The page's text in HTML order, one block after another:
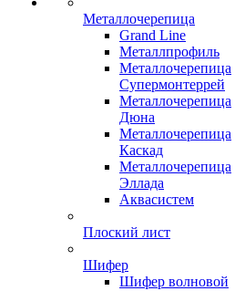
Металлочерепица
Grand Line
Металлпрофиль
Металлочерепица
Супермонтеррей
Металлочерепица
Дюна
Металлочерепица
Каскад
Металлочерепица
Эллада
Аквасистем
Плоский лист
Шифер
Шифер волновой